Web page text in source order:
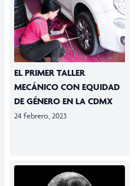
EL PRIMER TALLER
MECÁNICO CON EQUIDAD
DE GÉNERO EN LA CDMX
24 febrero, 2023